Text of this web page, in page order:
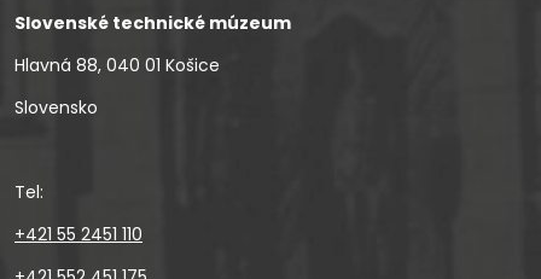
Slovenské technické múzeum
Hlavná 88, 040 01 Košice
Slovensko
Tel:
+421 55 2451 110